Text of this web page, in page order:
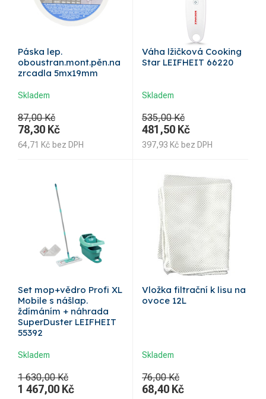
Páska lep.
oboustran.mont.pěn.na
zrcadla 5mx19mm
Skladem
87,00 Kč
78,30 Kč
64,71 Kč bez DPH
Váha lžičková Cooking
Star LEIFHEIT 66220
Skladem
535,00 Kč
481,50 Kč
397,93 Kč bez DPH
Set mop+vědro Profi XL
Mobile s nášlap.
ždímáním + náhrada
SuperDuster LEIFHEIT
55392
Skladem
1 630,00 Kč
1 467,00 Kč
Vložka filtrační k lisu na
ovoce 12L
Skladem
76,00 Kč
68,40 Kč